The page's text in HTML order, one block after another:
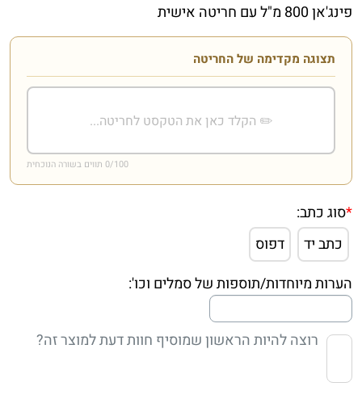
פינג'אן 800 מ"ל עם חריטה אישית
תצוגה מקדימה של החריטה
0/100 תווים בשורה הנוכחית
*סוג כתב:
כתב יד
דפוס
הערות מיוחדות/תוספות של סמלים וכו':
רוצה להיות הראשון שמוסיף חוות דעת למוצר זה?